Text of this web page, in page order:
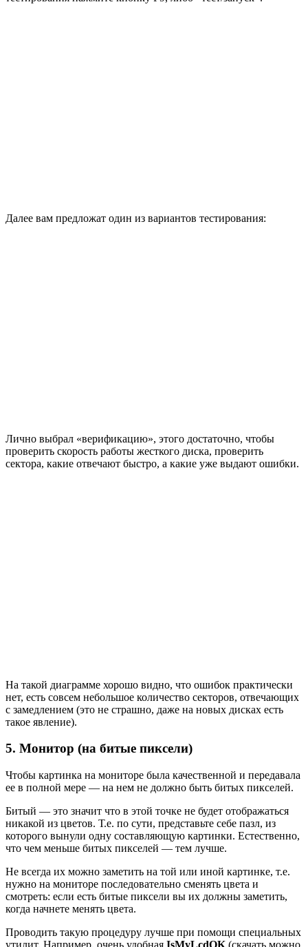
Далее вам предложат один из вариантов тестирования:
Лично выбрал «верификацию», этого достаточно, чтобы
проверить скорость работы жесткого диска, проверить
сектора, какие отвечают быстро, а какие уже выдают ошибки.
На такой диаграмме хорошо видно, что ошибок практически
нет, есть совсем небольшое количество секторов, отвечающих
с замедлением (это не страшно, даже на новых дисках есть
такое явление).
5. Монитор (на битые пиксели)
Чтобы картинка на мониторе была качественной и передавала
ее в полной мере — на нем не должно быть битых пикселей.
Битый — это значит что в этой точке не будет отображаться
никакой из цветов. Т.е. по сути, представьте себе пазл, из
которого вынули одну составляющую картинки. Естественно,
что чем меньше битых пикселей — тем лучше.
Не всегда их можно заметить на той или иной картинке, т.е.
нужно на мониторе последовательно сменять цвета и
смотреть: если есть битые пиксели вы их должны заметить,
когда начнете менять цвета.
Проводить такую процедуру лучше при помощи специальных
утилит. Например, очень удобная IsMyLcdOK (скачать можно